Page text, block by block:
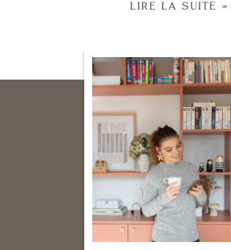
LIRE LA SUITE »